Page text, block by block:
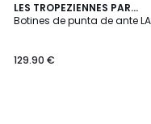
LES TROPEZIENNES PAR
M.BELARBI
Botines de punta de ante
129.90 €